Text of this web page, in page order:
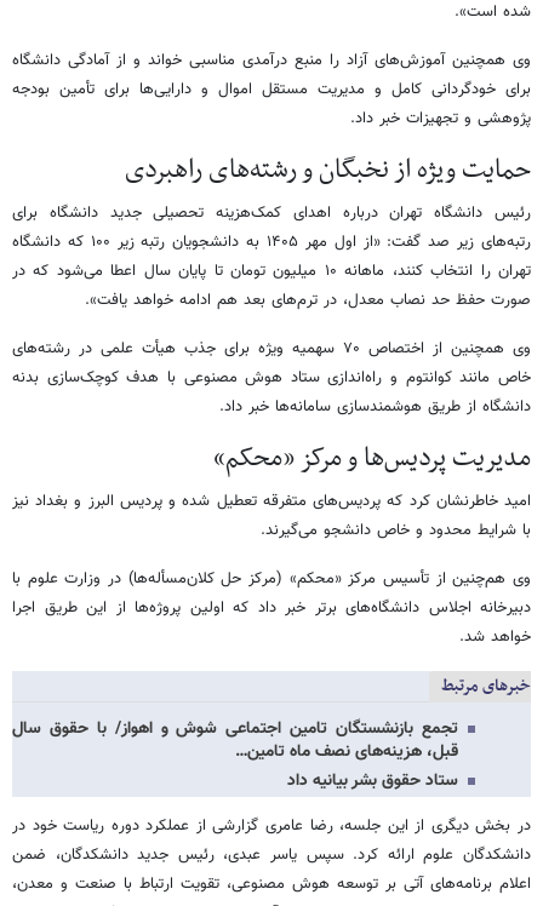
شده است».
وی همچنین آموزش‌های آزاد را منبع درآمدی مناسبی خواند و از آمادگی دانشگاه
برای خودگردانی کامل و مدیریت مستقل اموال و دارایی‌ها برای تأمین بودجه
پژوهشی و تجهیزات خبر داد.
حمایت ویژه از نخبگان و رشته‌های راهبردی
رئیس دانشگاه تهران درباره اهدای کمک‌هزینه تحصیلی جدید دانشگاه برای
رتبه‌های زیر صد گفت: «از اول مهر ۱۴۰۵ به دانشجویان رتبه زیر ۱۰۰ که دانشگاه
تهران را انتخاب کنند، ماهانه ۱۰ میلیون تومان تا پایان سال اعطا می‌شود که در
صورت حفظ حد نصاب معدل، در ترم‌های بعد هم ادامه خواهد یافت».
وی همچنین از اختصاص ۷۰ سهمیه ویژه برای جذب هیأت علمی در رشته‌های
خاص مانند کوانتوم و راه‌اندازی ستاد هوش مصنوعی با هدف کوچک‌سازی بدنه
دانشگاه از طریق هوشمندسازی سامانه‌ها خبر داد.
مدیریت پردیس‌ها و مرکز «محکم»
امید خاطرنشان کرد که پردیس‌های متفرقه تعطیل شده و پردیس البرز و بغداد نیز
با شرایط محدود و خاص دانشجو می‌گیرند.
وی هم‌چنین از تأسیس مرکز «محکم» (مرکز حل کلان‌مسأله‌ها) در وزارت علوم با
دبیرخانه اجلاس دانشگاه‌های برتر خبر داد که اولین پروژه‌ها از این طریق اجرا
خواهد شد.
خبرهای مرتبط
تجمع بازنشستگان تامین اجتماعی شوش و اهواز/ با حقوق سال
قبل، هزینه‌های نصف ماه تامین…
ستاد حقوق بشر بیانیه داد
در بخش دیگری از این جلسه، رضا عامری گزارشی از عملکرد دوره ریاست خود در
دانشکدگان علوم ارائه کرد. سپس یاسر عبدی، رئیس جدید دانشکدگان، ضمن
اعلام برنامه‌های آتی بر توسعه هوش مصنوعی، تقویت ارتباط با صنعت و معدن،